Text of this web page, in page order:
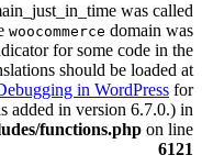
was called
woocommerce domain was
for some code in the
should be loaded at
in WordPress for
added in version 6.7.0.) in
functions.php on line
6121